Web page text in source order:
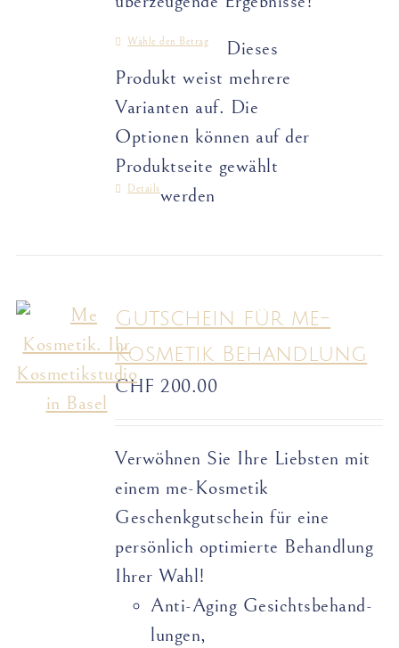
Wähle den Betrag
Dieses
Produkt weist mehrere
Varianten auf. Die
Optionen können auf der
Produktseite gewählt
werden
Details
Gutschein für me-
Kosmetik Behandlung
CHF 200.00
Verwöhnen Sie Ihre Liebsten mit
einem me-Kosmetik
Geschenkgutschein für eine
persönlich optimierte Behandlung
Ihrer Wahl!
Anti-Aging Gesichts­­­­behand­­
lungen,